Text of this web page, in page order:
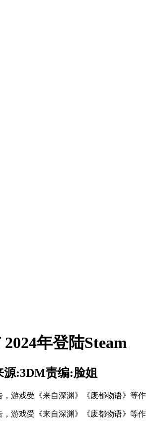
年登陆Steam
源:3DM责编:脸姐
游戏受《来自深渊》《废都物语》等
游戏受《来自深渊》《废都物语》等